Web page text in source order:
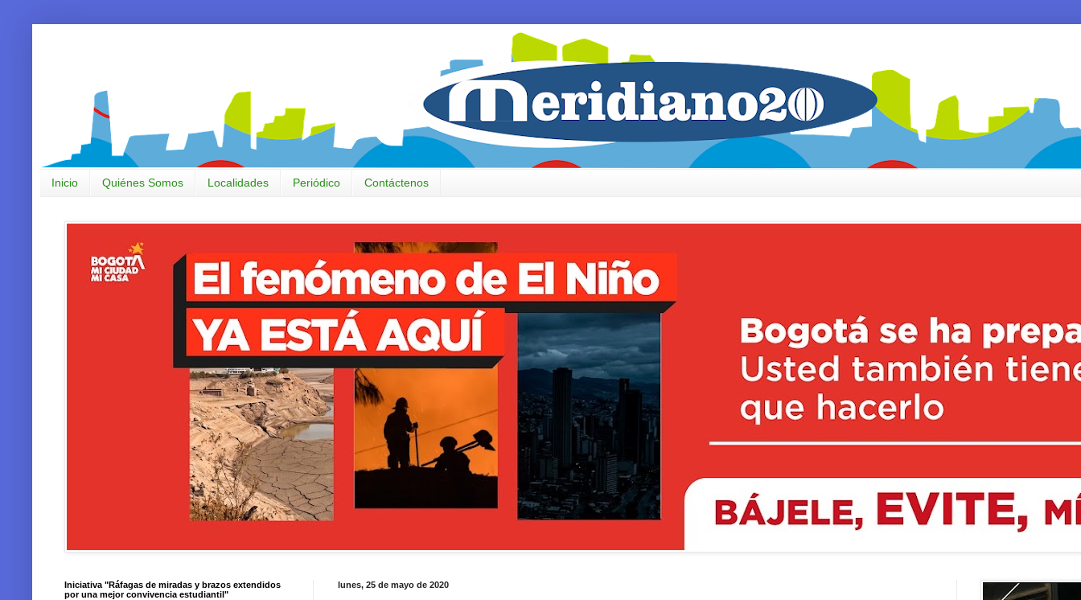
Inicio Quiénes Somos Localidades Periódico Contáctenos
lunes, 25 de mayo de 2020
Iniciativa "Ráfagas de miradas y brazos extendidos
por una mejor convivencia estudiantil"